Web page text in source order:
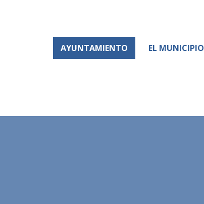
AYUNTAMIENTO EL MUNICIPIO